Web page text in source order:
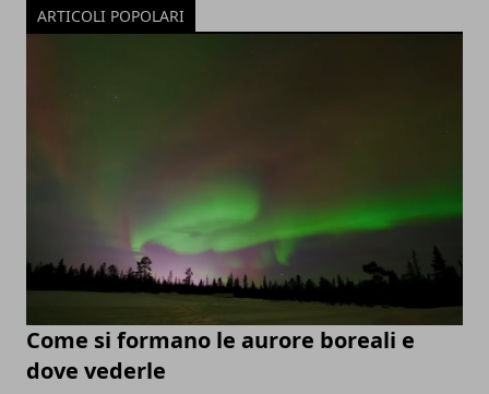
ARTICOLI POPOLARI
Come si formano le aurore boreali e
dove vederle